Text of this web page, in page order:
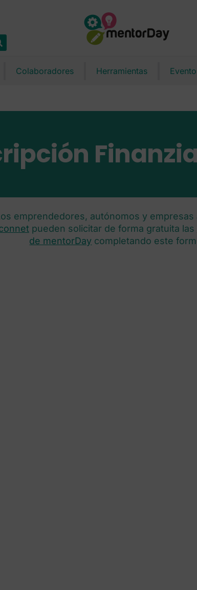
Colaboradores Herramientas
emprendedores, autónomos y
pueden solicitar de forma gratuita las
de mentorDay completando este